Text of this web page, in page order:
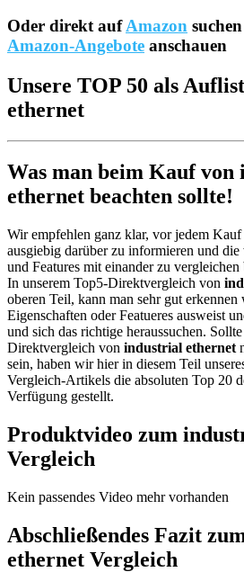
Oder direkt aufAmazon
Amazon-Angebote anschauen
Unsere TOP 50 als
ethernet
Was man beim Kauf von
ethernet beachten sollte!
Wir empfehlen ganz klar, vor jedem Kauf
ausgiebig darüber zu informieren und
und Features mit einander zu
In unserem Top5-Direktvergleich von
oberen Teil, kann man sehr gut erkennen
Eigenschaften oder Featueres ausweist
und sich das richtige heraussuchen.
Direktvergleich von industrial ethernet
sein, haben wir hier in diesem Teil
Vergleich-Artikels die absoluten Top 20
Verfügung gestellt.
Produktvideo zum
Vergleich
Kein passendes Video mehr vorhanden
Abschließendes Fazit
ethernet Vergleich